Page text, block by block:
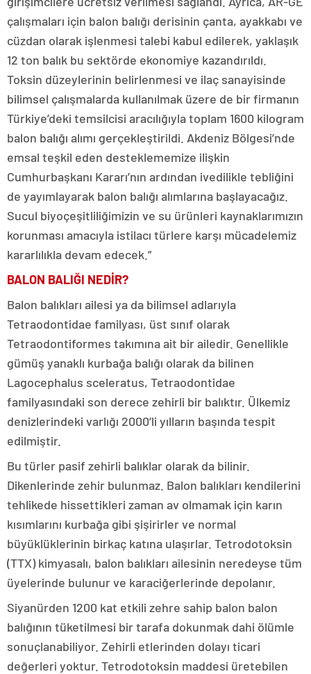
çalışmaları için balon balığı derisinin çanta, ayakkabı ve
cüzdan olarak işlenmesi talebi kabul edilerek, yaklaşık
12 ton balık bu sektörde ekonomiye kazandırıldı.
Toksin düzeylerinin belirlenmesi ve ilaç sanayisinde
bilimsel çalışmalarda kullanılmak üzere de bir firmanın
Türkiye’deki temsilcisi aracılığıyla toplam 1600 kilogram
balon balığı alımı gerçekleştirildi. Akdeniz Bölgesi’nde
emsal teşkil eden desteklememize ilişkin
Cumhurbaşkanı Kararı’nın ardından ivedilikle tebliğini
de yayımlayarak balon balığı alımlarına başlayacağız.
Sucul biyoçeşitliliğimizin ve su ürünleri kaynaklarımızın
korunması amacıyla istilacı türlere karşı mücadelemiz
kararlılıkla devam edecek.”
BALON BALIĞI NEDİR?
Balon balıkları ailesi ya da bilimsel adlarıyla
Tetraodontidae familyası, üst sınıf olarak
Tetraodontiformes takımına ait bir ailedir. Genellikle
gümüş yanaklı kurbağa balığı olarak da bilinen
Lagocephalus sceleratus, Tetraodontidae
familyasındaki son derece zehirli bir balıktır. Ülkemiz
denizlerindeki varlığı 2000’li yılların başında tespit
edilmiştir.
Bu türler pasif zehirli balıklar olarak da bilinir.
Dikenlerinde zehir bulunmaz. Balon balıkları kendilerini
tehlikede hissettikleri zaman av olmamak için karın
kısımlarını kurbağa gibi şişirirler ve normal
büyüklüklerinin birkaç katına ulaşırlar. Tetrodotoksin
(TTX) kimyasalı, balon balıkları ailesinin neredeyse tüm
üyelerinde bulunur ve karaciğerlerinde depolanır.
Siyanürden 1200 kat etkili zehre sahip balon balon
balığının tüketilmesi bir tarafa dokunmak dahi ölümle
sonuçlanabiliyor. Zehirli etlerinden dolayı ticari
değerleri yoktur. Tetrodotoksin maddesi üretebilen